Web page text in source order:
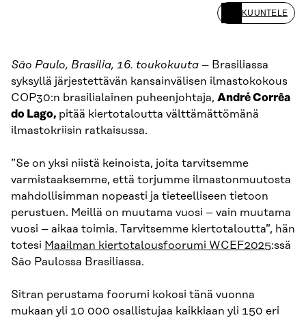
KUUNTELE
São Paulo, Brasilia, 16. toukokuuta – Brasiliassa
syksyllä järjestettävän kansainvälisen ilmastokokous
COP30:n brasilialainen puheenjohtaja, André Corrêa
do Lago, pitää kiertotaloutta välttämättömänä
ilmastokriisin ratkaisussa.
”Se on yksi niistä keinoista, joita tarvitsemme
varmistaaksemme, että torjumme ilmastonmuutosta
mahdollisimman nopeasti ja tieteelliseen tietoon
perustuen. Meillä on muutama vuosi – vain muutama
vuosi – aikaa toimia. Tarvitsemme kiertotaloutta”, hän
totesi Maailman kiertotalousfoorumi WCEF2025:ssä
São Paulossa Brasiliassa.
Sitran perustama foorumi kokosi tänä vuonna
mukaan yli 10 000 osallistujaa kaikkiaan yli 150 eri